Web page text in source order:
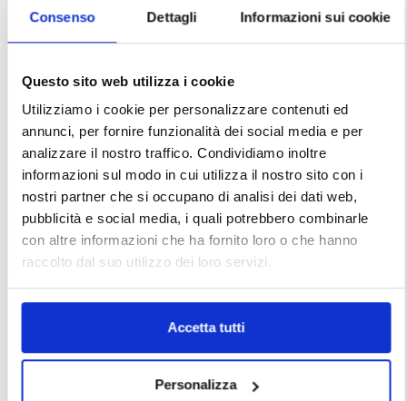
Consenso Dettagli Informazioni sui cookie
Questo sito web utilizza i cookie
Utilizziamo i cookie per personalizzare contenuti ed
annunci, per fornire funzionalità dei social media e per
analizzare il nostro traffico. Condividiamo inoltre
informazioni sul modo in cui utilizza il nostro sito con i
nostri partner che si occupano di analisi dei dati web,
pubblicità e social media, i quali potrebbero combinarle
con altre informazioni che ha fornito loro o che hanno
raccolto dal suo utilizzo dei loro servizi.
Accetta tutti
Personalizza